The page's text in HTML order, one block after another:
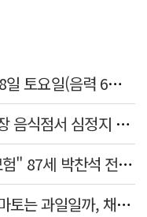
[더사주 오늘의 띠별 운세] <8월 8일 토요일(음력 6월26일)>
달서소방서 펌뷸런스 대원들, 시장 음식점서 심정지 환자 생명 살려
[털보기자의 '그사람']"一生이 모험" 87세 박찬석 전 경북대 총장
[이야기로 만나는 약선(藥膳)]토마토는 과일일까, 채소일까